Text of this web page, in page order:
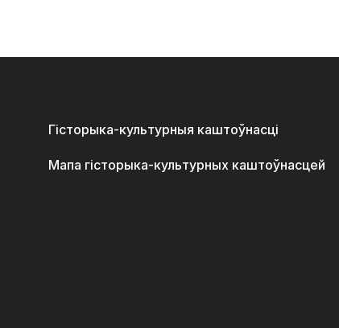
Гісторыка-культурныя каштоўнасці
Мапа гісторыка-культурных каштоўнасцей